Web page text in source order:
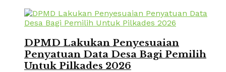
DPMD Lakukan Penyesuaian
Penyatuan Data Desa Bagi Pemilih
Untuk Pilkades 2026